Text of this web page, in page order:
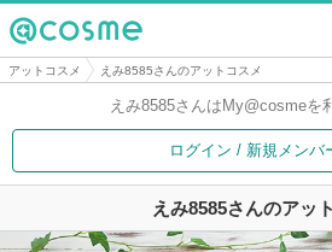
@cosme
アットコスメ えみ8585さんのアットコスメ
えみ8585さんは My@cosmeを
ログイン / 新規メンバ
えみ8585さんのアッ